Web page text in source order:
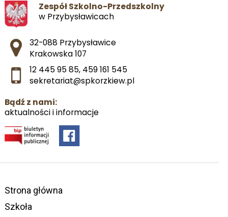
Zespół Szkolno-Przedszkolny
w Przybysławicach
Adres pocztowy:
32-088 Przybysławice
Krakowska 107
12 445 95 85, 459 161 545
sekretariat@spkorzkiew.pl
Bądź z nami:
aktualności i informacje
Strona główna
Szkoła